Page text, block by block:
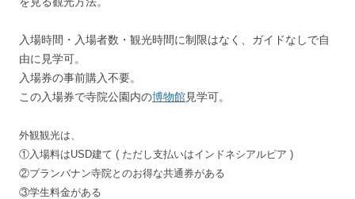
入場時間・入場者数・観光時間に制限はなく、ガイドなしで自
由に見学可。
入場券の事前購入不要。
この入場券で寺院公園内の博物館見学可。
外観観光は、
①入場料はUSD建て ( ただし支払いはインドネシアルピア )
②プランバナン寺院とのお得な共通券がある
③学生料金がある